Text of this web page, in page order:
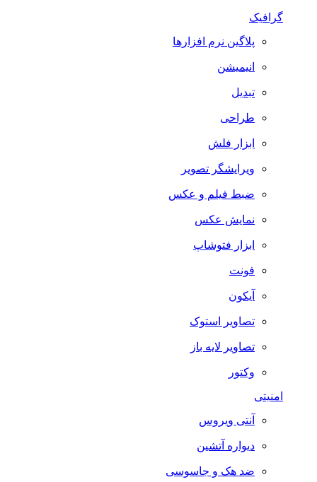
گرافیک
پلاگین نرم افزارها
انیمیشن
تبدیل
طراحی
ابزار فلش
ویرایشگر تصویر
ضبط فيلم و عكس
نمایش عکس
ابزار فتوشاپ
فونت
آیکون
تصاویر استوک
تصاویر لایه باز
وکتور
امنیتی
آنتی ویروس
دیواره آتشین
ضد هک و جاسوسی